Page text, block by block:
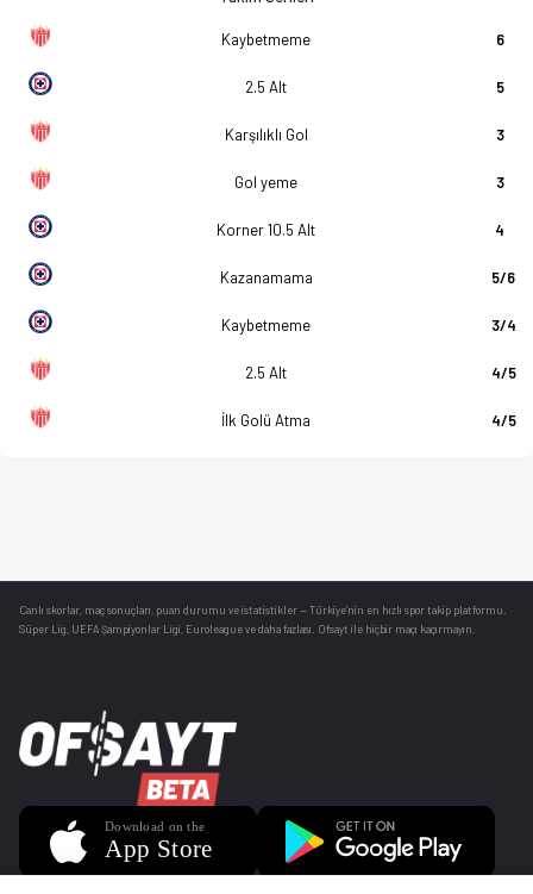
Kaybetmeme 6
2.5 Alt 5
Karşılıklı Gol 3
Gol yeme 3
Korner 10.5 Alt 4
Kazanamama 5/6
Kaybetmeme 3/4
2.5 Alt 4/5
İlk Golü Atma 4/5
Canlı skorlar , maç sonuçları, puan durumu ve istatistikler — Türkiye’nin en hızlı spor takip platformu.
Süper Lig, UEFA Şampiyonlar Ligi, Euroleague ve daha fazlası. Ofsayt ile hiçbir maçı kaçırmayın.